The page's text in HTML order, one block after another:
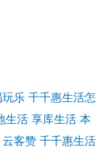
玩乐 千千惠生活怎
生活 享库生活 本
云客赞 千千惠生活